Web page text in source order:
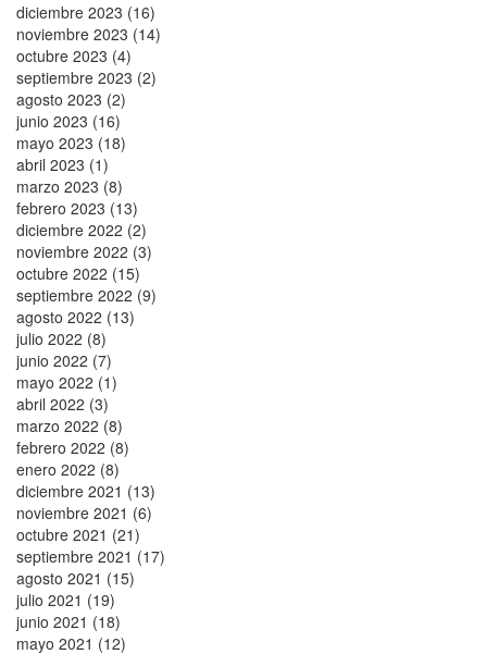
diciembre 2023 (16)
noviembre 2023 (14)
octubre 2023 (4)
septiembre 2023 (2)
agosto 2023 (2)
junio 2023 (16)
mayo 2023 (18)
abril 2023 (1)
marzo 2023 (8)
febrero 2023 (13)
diciembre 2022 (2)
noviembre 2022 (3)
octubre 2022 (15)
septiembre 2022 (9)
agosto 2022 (13)
julio 2022 (8)
junio 2022 (7)
mayo 2022 (1)
abril 2022 (3)
marzo 2022 (8)
febrero 2022 (8)
enero 2022 (8)
diciembre 2021 (13)
noviembre 2021 (6)
octubre 2021 (21)
septiembre 2021 (17)
agosto 2021 (15)
julio 2021 (19)
junio 2021 (18)
mayo 2021 (12)